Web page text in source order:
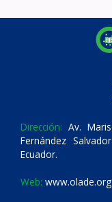
Dirección: Av.
Fernández
Ecuador.
Web: www.olade.org